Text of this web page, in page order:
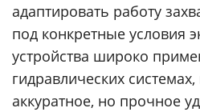
адаптировать работу
под конкретные условия
устройства широко
гидравлических системах,
аккуратное, но прочное